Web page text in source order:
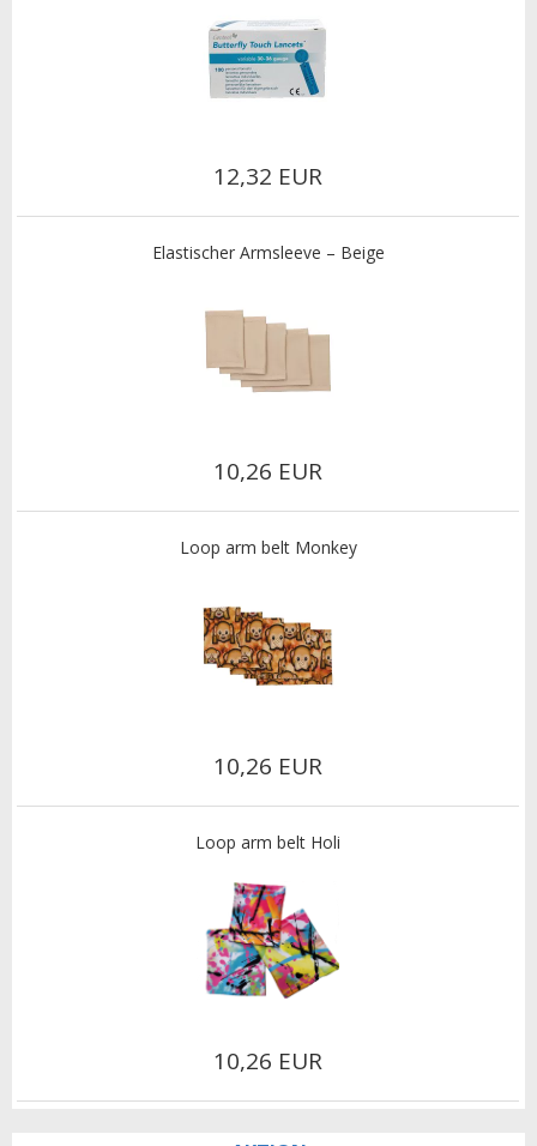
12,32 EUR
Elastischer Armsleeve – Beige
10,26 EUR
Loop arm belt Monkey
10,26 EUR
Loop arm belt Holi
10,26 EUR